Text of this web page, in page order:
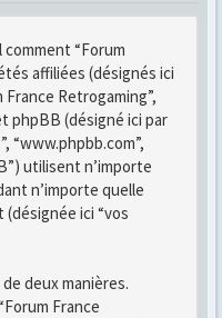
“Forum
affiliées (désignés ici
France Retrogaming”,
phpBB (désigné ici par
“www.phpbb.com”,
utilisent n’importe
n’importe quelle
ici “vos
deux manières.
France